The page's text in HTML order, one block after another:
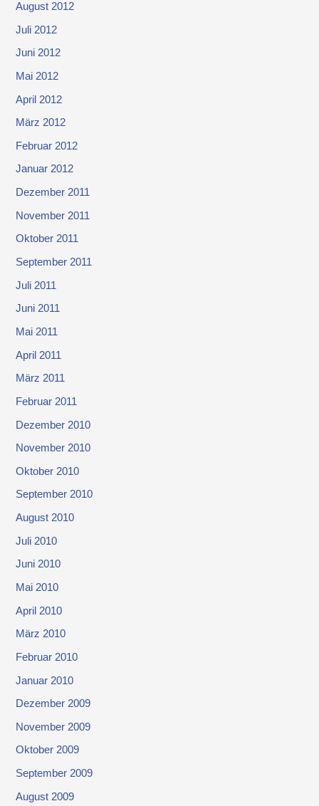
August 2012
Juli 2012
Juni 2012
Mai 2012
April 2012
März 2012
Februar 2012
Januar 2012
Dezember 2011
November 2011
Oktober 2011
September 2011
Juli 2011
Juni 2011
Mai 2011
April 2011
März 2011
Februar 2011
Dezember 2010
November 2010
Oktober 2010
September 2010
August 2010
Juli 2010
Juni 2010
Mai 2010
April 2010
März 2010
Februar 2010
Januar 2010
Dezember 2009
November 2009
Oktober 2009
September 2009
August 2009